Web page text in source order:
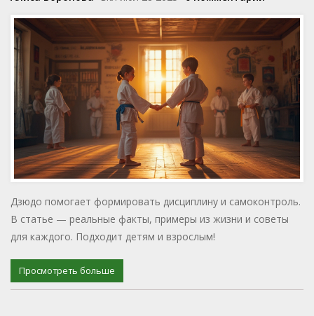
Дзюдо помогает формировать дисциплину и самоконтроль.
В статье — реальные факты, примеры из жизни и советы
для каждого. Подходит детям и взрослым!
Просмотреть больше